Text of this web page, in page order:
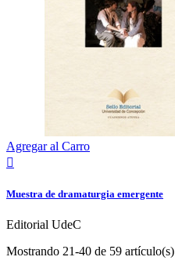
Agregar al Carro

Muestra de dramaturgia emergente
Editorial UdeC
Mostrando 21-40 de 59 artículo(s)